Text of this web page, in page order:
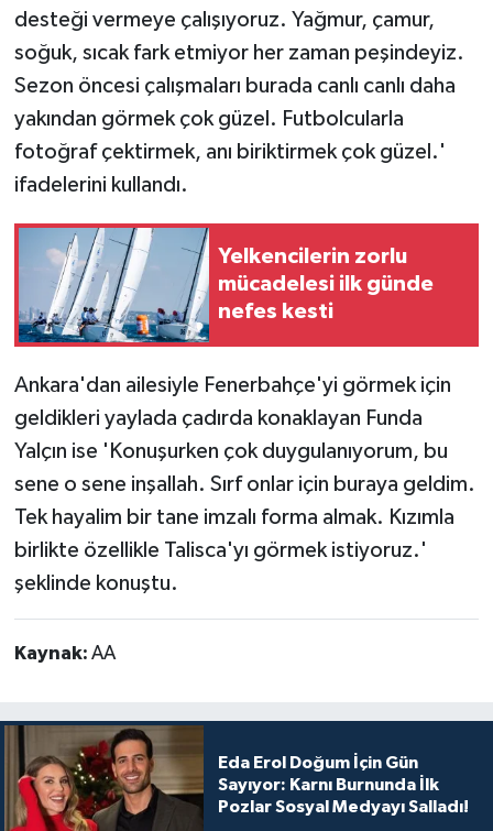
desteği vermeye çalışıyoruz. Yağmur, çamur,
soğuk, sıcak fark etmiyor her zaman peşindeyiz.
Sezon öncesi çalışmaları burada canlı canlı daha
yakından görmek çok güzel. Futbolcularla
fotoğraf çektirmek, anı biriktirmek çok güzel.'
ifadelerini kullandı.
Yelkencilerin zorlu
mücadelesi ilk günde
nefes kesti
Ankara'dan ailesiyle Fenerbahçe'yi görmek için
geldikleri yaylada çadırda konaklayan Funda
Yalçın ise 'Konuşurken çok duygulanıyorum, bu
sene o sene inşallah. Sırf onlar için buraya geldim.
Tek hayalim bir tane imzalı forma almak. Kızımla
birlikte özellikle Talisca'yı görmek istiyoruz.'
şeklinde konuştu.
Kaynak: AA
Eda Erol Doğum İçin Gün
Sayıyor: Karnı Burnunda İlk
Pozlar Sosyal Medyayı Salladı!